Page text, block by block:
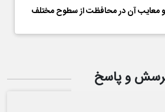
و معایب آن در محافظت از سطوح مختلف
و پاسخ